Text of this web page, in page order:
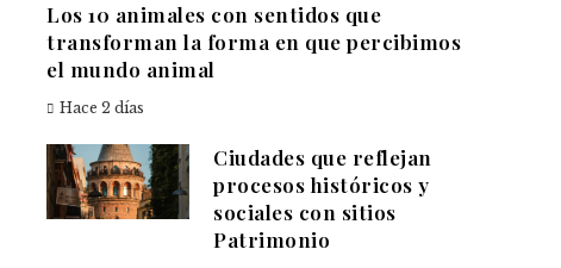
Los 10 animales con sentidos que
transforman la forma en que percibimos
el mundo animal
Hace 2 días
Ciudades que reflejan
procesos históricos y
sociales con sitios
Patrimonio